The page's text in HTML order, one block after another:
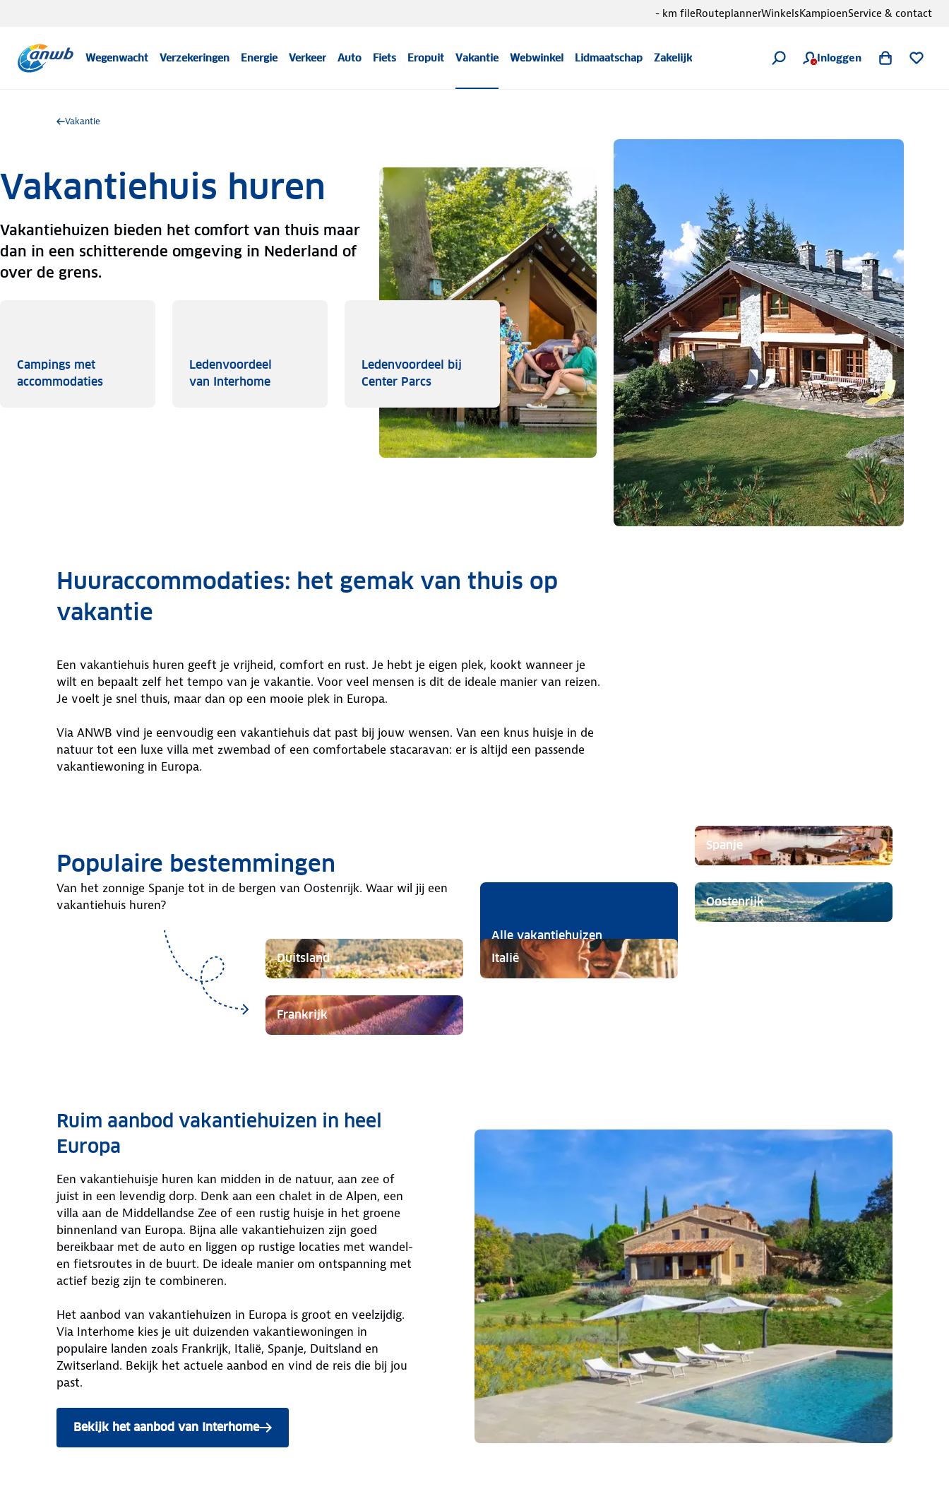
Wegenwacht Verzekeringen Energie Verkeer Auto Fiets Eropuit Vakantie Webwinkel Lidmaatschap Zakelijk Inloggen
- km fileRouteplannerWinkelsKampioenService & contact
Vakantie
Vakantiehuis huren
Vakantiehuizen bieden het comfort van thuis maar
dan in een schitterende omgeving in Nederland of
over de grens.
Campings met
accommodatiesCampings met accommodaties
Ledenvoordeel
van InterhomeLedenvoordeel van Interhome
Ledenvoordeel bij
Center ParcsLedenvoordeel bij Center Parcs
Huuraccommodaties: het gemak van thuis op
vakantie
Een vakantiehuis huren geeft je vrijheid, comfort en rust. Je hebt je eigen plek, kookt wanneer je
wilt en bepaalt zelf het tempo van je vakantie. Voor veel mensen is dit de ideale manier van reizen.
Je voelt je snel thuis, maar dan op een mooie plek in Europa.
Via ANWB vind je eenvoudig een vakantiehuis dat past bij jouw wensen. Van een knus huisje in de
natuur tot een luxe villa met zwembad of een comfortabele stacaravan: er is altijd een passende
vakantiewoning in Europa.
Populaire bestemmingen
Van het zonnige Spanje tot in de bergen van Oostenrijk. Waar wil jij een
vakantiehuis huren?
Duitsland
Alle vakantiehuizen
Spanje
Frankrijk
Italië
Oostenrijk
Ruim aanbod vakantiehuizen in heel
Europa
Een vakantiehuisje huren kan midden in de natuur, aan zee of
juist in een levendig dorp. Denk aan een chalet in de Alpen, een
villa aan de Middellandse Zee of een rustig huisje in het groene
binnenland van Europa. Bijna alle vakantiehuizen zijn goed
bereikbaar met de auto en liggen op rustige locaties met wandel-
en fietsroutes in de buurt. De ideale manier om ontspanning met
actief bezig zijn te combineren.
Het aanbod van vakantiehuizen in Europa is groot en veelzijdig.
Via Interhome kies je uit duizenden vakantiewoningen in
populaire landen zoals Frankrijk, Italië, Spanje, Duitsland en
Zwitserland. Bekijk het actuele aanbod en vind de reis die bij jou
past.
Bekijk het aanbod van Interhome